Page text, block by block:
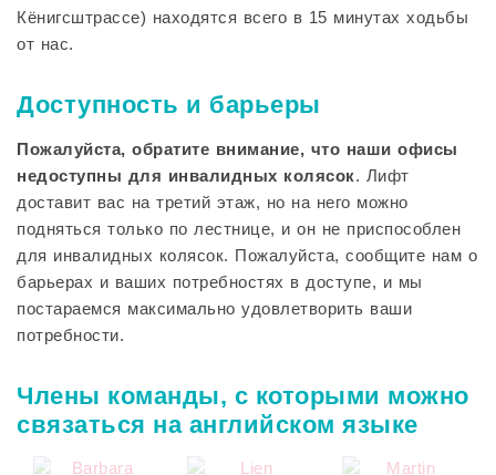
Кёнигсштрассе) находятся всего в 15 минутах ходьбы
от нас.
Доступность и барьеры
Пожалуйста, обратите внимание, что наши офисы
недоступны для инвалидных колясок. Лифт
доставит вас на третий этаж, но на него можно
подняться только по лестнице, и он не приспособлен
для инвалидных колясок. Пожалуйста, сообщите нам о
барьерах и ваших потребностях в доступе, и мы
постараемся максимально удовлетворить ваши
потребности.
Члены команды, с которыми можно
связаться на английском языке